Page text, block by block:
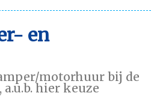
en
motorhuur bij de
hier keuze